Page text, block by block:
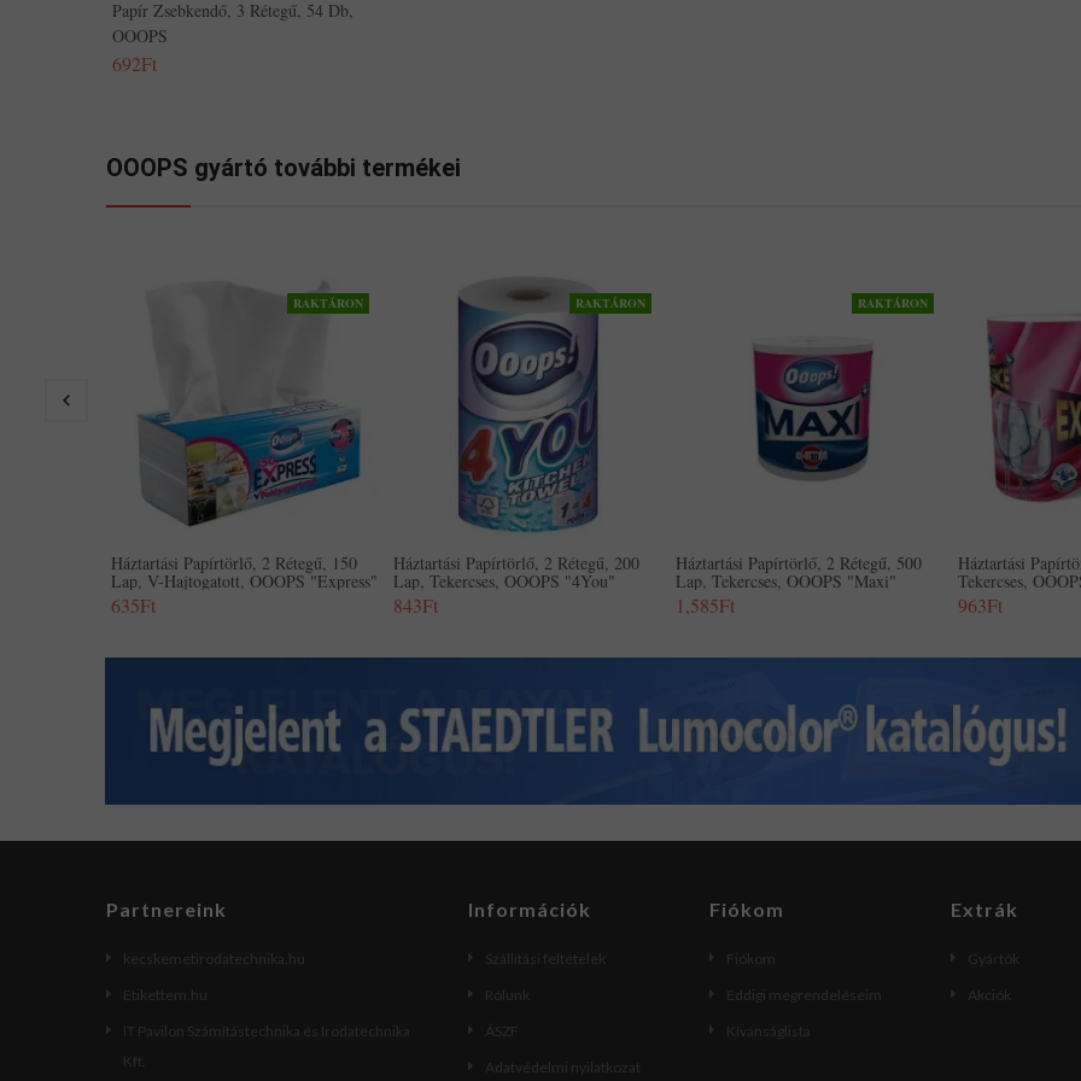
Papír Zsebkendő, 3 Rétegű, 54 Db,
OOOPS
692Ft
OOOPS gyártó további termékei
RAKTÁRON
Háztartási Papírtörlő, 2 Rétegű, 150
Lap, V-Hajtogatott, OOOPS "Express"
635Ft
RAKTÁRON
Háztartási Papírtörlő, 2 Rétegű, 200
Lap, Tekercses, OOOPS "4You"
843Ft
RAKTÁRON
Háztartási Papírtörlő, 2 Rétegű, 500
Lap, Tekercses, OOOPS "Maxi"
1,585Ft
Háztartási
Tekercses,
963Ft
Partnereink
kecskemetirodatechnika.hu
Etikettem.hu
IT Pavilon Számítástechnika és Irodatechnika
Kft.
Információk
Szállítási feltételek
Rólunk
ÁSZF
Adatvédelmi nyilatkozat
Fiókom
Fiókom
Eddigi megrendeléseim
Kívánságlista
Extrák
Gyártók
Akciók